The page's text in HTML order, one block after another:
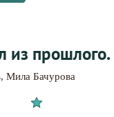
из
, Мила Бачурова